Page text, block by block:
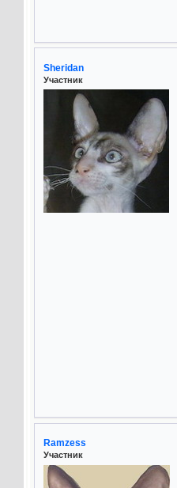
Sheridan
Участник
Ramzess
Участник